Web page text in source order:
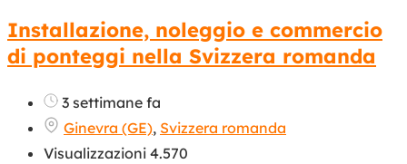
Installazione, noleggio e commercio
di ponteggi nella Svizzera romanda
3 settimane fa
Ginevra (GE), Svizzera romanda
Visualizzazioni 4.570